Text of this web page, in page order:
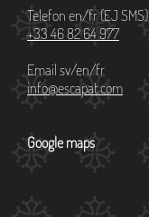
Telefon en/fr (EJ SMS)
+33 46 82 64 977
Email sv/en/fr
info@escapat.com
Google maps